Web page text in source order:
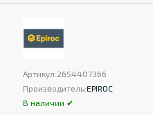
Артикул:2654407366
Производитель:EPIROC
В наличии ✔